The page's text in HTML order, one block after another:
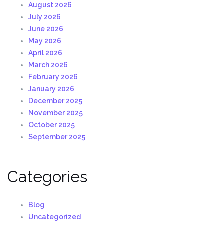
August 2026
July 2026
June 2026
May 2026
April 2026
March 2026
February 2026
January 2026
December 2025
November 2025
October 2025
September 2025
Categories
Blog
Uncategorized